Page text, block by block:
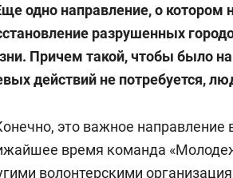
одно направление, о котором
разрушенных
Причем такой, чтобы было на
действий не потребуется,
это важное направление
время команда
волонтерскими